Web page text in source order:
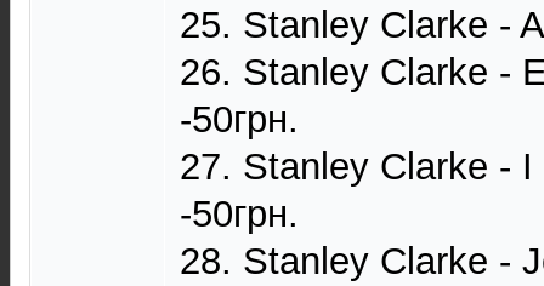
25. Stanley Clarke -
26. Stanley Clarke -
-50грн.
27. Stanley Clarke -
-50грн.
28. Stanley Clarke -